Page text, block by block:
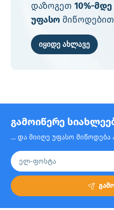
დაზოგეთ 10%-მდე
უფასომიწოდებით
იყიდე ახლავე
გამოიწერე
… და მიიღე უფასო მიწოდება